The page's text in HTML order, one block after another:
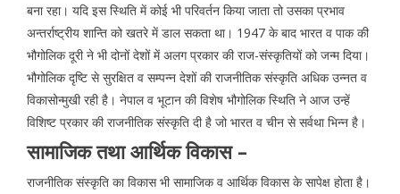
बना रहा। यदि इस स्थिति में कोई भी परिवर्तन किया जाता तो उसका प्रभाव
अन्तर्राष्ट्रीय शान्ति को खतरे में डाल सकता था। 1947 के बाद भारत व पाक की
भौगोलिक दूरी ने भी दोनों देशों में अलग प्रकार की राज-संस्कृतियों को जन्म दिया।
भौगोलिक दृष्टि से सुरक्षित व सम्पन्न देशों की राजनीतिक संस्कृति अधिक उन्नत व
विकासोन्मुखी रही है। नेपाल व भूटान की विशेष भौगोलिक स्थिति ने आज उन्हें
विशिष्ट प्रकार की राजनीतिक संस्कृति दी है जो भारत व चीन से सर्वथा भिन्न है।
सामाजिक तथा आर्थिक विकास –
राजनीतिक संस्कृति का विकास भी सामाजिक व आर्थिक विकास के सापेक्ष होता है।